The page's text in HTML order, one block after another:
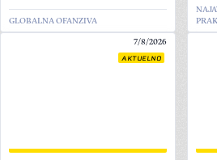
GLOBALNA OFANZIVA
AKTUELNO
7/8/2026